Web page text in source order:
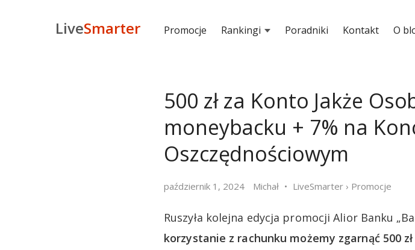
LiveSmarter Promocje Rankingi Poradniki Kontakt O
500 zł za Konto Jakże
moneybacku + 7% na
Oszczędnościowym
październik 1, 2024 Michał LiveSmarter › Promocje
Ruszyła kolejna edycja promocji Alior Banku
korzystanie z rachunku możemy zgarnąć 500